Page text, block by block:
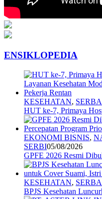
ENSIKLOPEDIA
KESEHATAN,
HUT ke-7, Primaya
EKONOMI BISNIS,
SERBI05/08/2026
GPFE 2026 Resmi
KESEHATAN,
BPJS Kesehatan